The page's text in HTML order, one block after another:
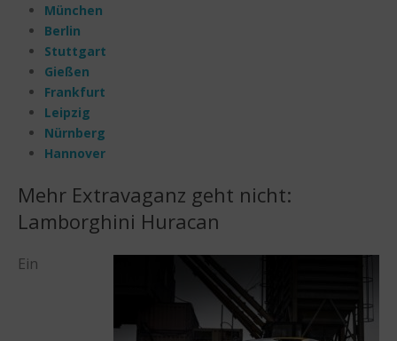
München
Berlin
Stuttgart
Gießen
Frankfurt
Leipzig
Nürnberg
Hannover
Mehr Extravaganz geht nicht:
Lamborghini Huracan
Ein